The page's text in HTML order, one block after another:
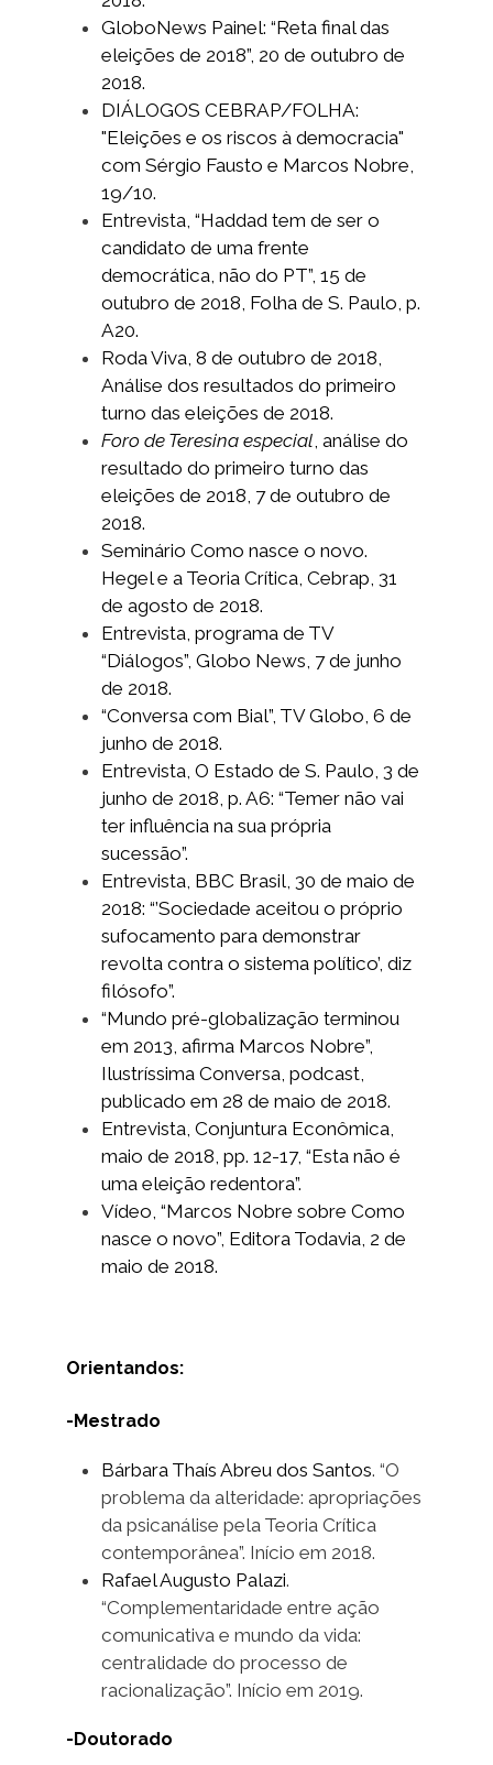
GloboNews Painel: “Reta final das
eleições de 2018”, 20 de outubro de
2018.
DIÁLOGOS CEBRAP/FOLHA:
"Eleições e os riscos à democracia"
com Sérgio Fausto e Marcos Nobre,
19/10.
Entrevista, “Haddad tem de ser o
candidato de uma frente
democrática, não do PT”, 15 de
outubro de 2018, Folha de S. Paulo, p.
A20.
Roda Viva, 8 de outubro de 2018,
Análise dos resultados do primeiro
turno das eleições de 2018.
Foro de Teresina especial , análise do
resultado do primeiro turno das
eleições de 2018, 7 de outubro de
2018.
Seminário Como nasce o novo.
Hegel e a Teoria Crítica, Cebrap, 31
de agosto de 2018.
Entrevista, programa de TV
“Diálogos”, Globo News, 7 de junho
de 2018.
“Conversa com Bial”, TV Globo, 6 de
junho de 2018.
Entrevista, O Estado de S. Paulo, 3 de
junho de 2018, p. A6: “Temer não vai
ter influência na sua própria
sucessão”.
Entrevista, BBC Brasil, 30 de maio de
2018: “’Sociedade aceitou o próprio
sufocamento para demonstrar
revolta contra o sistema político’, diz
filósofo”.
“Mundo pré-globalização terminou
em 2013, afirma Marcos Nobre”,
Ilustríssima Conversa, podcast,
publicado em 28 de maio de 2018.
Entrevista, Conjuntura Econômica,
maio de 2018, pp. 12-17, “Esta não é
uma eleição redentora”.
Vídeo, “Marcos Nobre sobre Como
nasce o novo”, Editora Todavia, 2 de
maio de 2018.
Orientandos:
-Mestrado
Bárbara Thaís Abreu dos Santos. “O
problema da alteridade: apropriações
da psicanálise pela Teoria Crítica
contemporânea”. Início em 2018.
Rafael Augusto Palazi.
“Complementaridade entre ação
comunicativa e mundo da vida:
centralidade do processo de
racionalização”. Início em 2019.
-Doutorado